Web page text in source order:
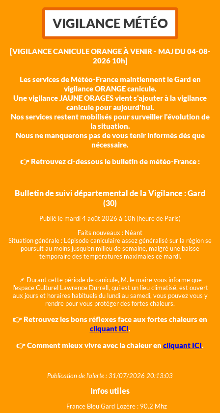
VIGILANCE MÉTÉO
[VIGILANCE CANICULE ORANGE À VENIR - MAJ DU 04-08-
2026 10h]
Les services de Météo-France maintiennent le Gard en
vigilance ORANGE canicule.
Une vigilance JAUNE ORAGES vient s'ajouter à la vigilance
canicule pour aujourd'hui.
Nos services restent mobilisés pour surveiller l'évolution de
la situation.
Nous ne manquerons pas de vous tenir informés dès que
nécessaire.
👉 Retrouvez ci-dessous le bulletin de météo-France :
Bulletin de suivi départemental de la Vigilance : Gard
(30)
Publié le mardi 4 août 2026 à 10h (heure de Paris)
Faits nouveaux : Néant
Situation générale : L'épisode caniculaire assez généralisé sur la région se
poursuit au moins jusqu'en milieu de semaine, malgré une baisse
temporaire des températures maximales ce mardi.
📌 Durant cette période de canicule, M. le maire vous informe que
l'espace Culturel Lawrence Durrell, qui est un lieu climatisé, est ouvert
aux jours et horaires habituels du lundi au samedi, vous pouvez vous y
rendre pour vous protéger des fortes chaleurs.
👉 Retrouvez les bons réflexes face aux fortes chaleurs en
cliquant ICI.
👉 Comment mieux vivre avec la chaleur en cliquant ICI.
Publication de l'alerte : 31/07/2026 20:13:03
Infos utiles
France Bleu Gard Lozère : 90.2 Mhz